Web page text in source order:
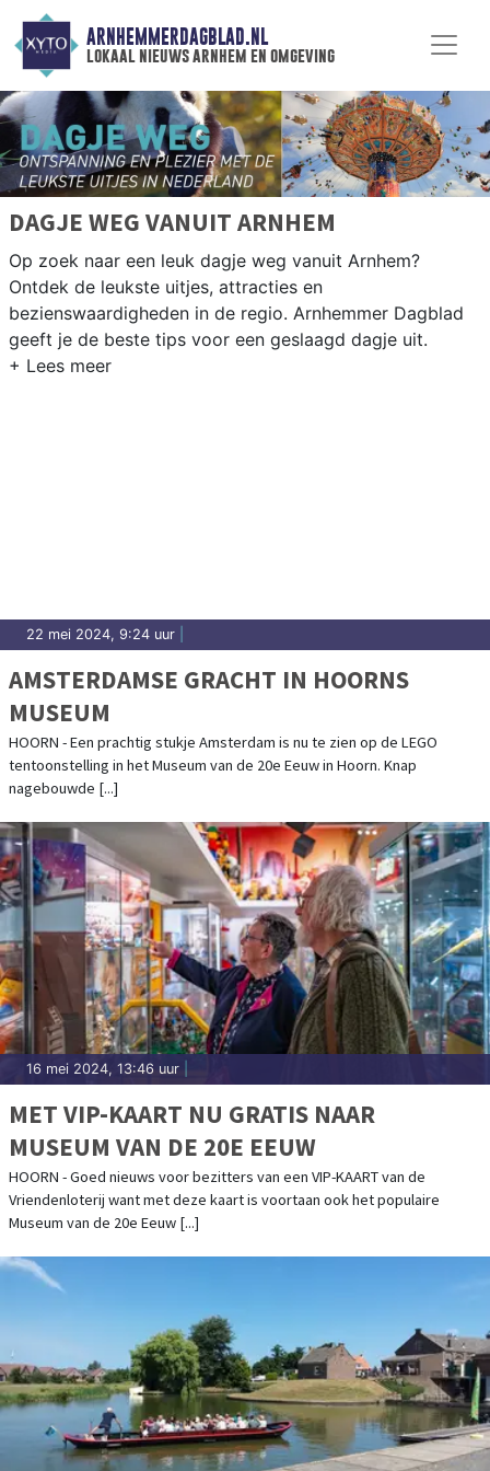
ARNHEMMERDAGBLAD.NL
lokaal nieuws arnhem en omgeving
DAGJE WEG VANUIT ARNHEM
Op zoek naar een leuk dagje weg vanuit Arnhem?
Ontdek de leukste uitjes, attracties en
bezienswaardigheden in de regio. Arnhemmer Dagblad
geeft je de beste tips voor een geslaagd dagje uit.
22 mei 2024, 9:24 uur
AMSTERDAMSE GRACHT IN HOORNS
MUSEUM
HOORN - Een prachtig stukje Amsterdam is nu te zien op de LEGO
tentoonstelling in het Museum van de 20e Eeuw in Hoorn. Knap
nagebouwde [...]
16 mei 2024, 13:46 uur
MET VIP-KAART NU GRATIS NAAR
MUSEUM VAN DE 20E EEUW
HOORN - Goed nieuws voor bezitters van een VIP-KAART van de
Vriendenloterij want met deze kaart is voortaan ook het populaire
Museum van de 20e Eeuw [...]